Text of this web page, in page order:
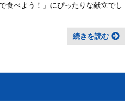
食べよう！」にぴったりな献立でし
続きを読む